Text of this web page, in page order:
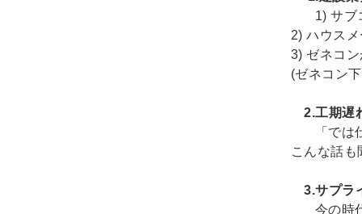
1) サブ
2) ハウス
3) ゼネコ
(ゼネコン
2.工期遅
「で
こんな話
3.サプラ
今の時